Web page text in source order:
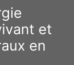
et
en